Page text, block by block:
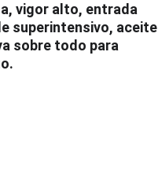
vigor alto, entrada
superintensivo, aceite
sobre todo para